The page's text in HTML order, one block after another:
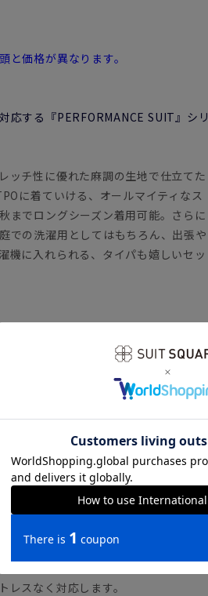
価格が異なります。
応する『PERFORMANCE SUIT』シリ
ッチ性に優れた麻調の生地で仕立てた
に着ていける、オールマイティなス
までロングシーズン着用可能。さらに
の洗濯用としてはもちろん、出張や
機に入れられる、タイパも嬉しいセッ
ュアルまで着回しやすいデザイン。
重仕立てによる快適な着心地が実感で
程よい抜け感とスマートさを両立し
様&内側のドローコードでウエスト調
水通りの良さと衣類の保護を両立しま
ありながら肌触りは滑らかな質感で
スなく対応します。